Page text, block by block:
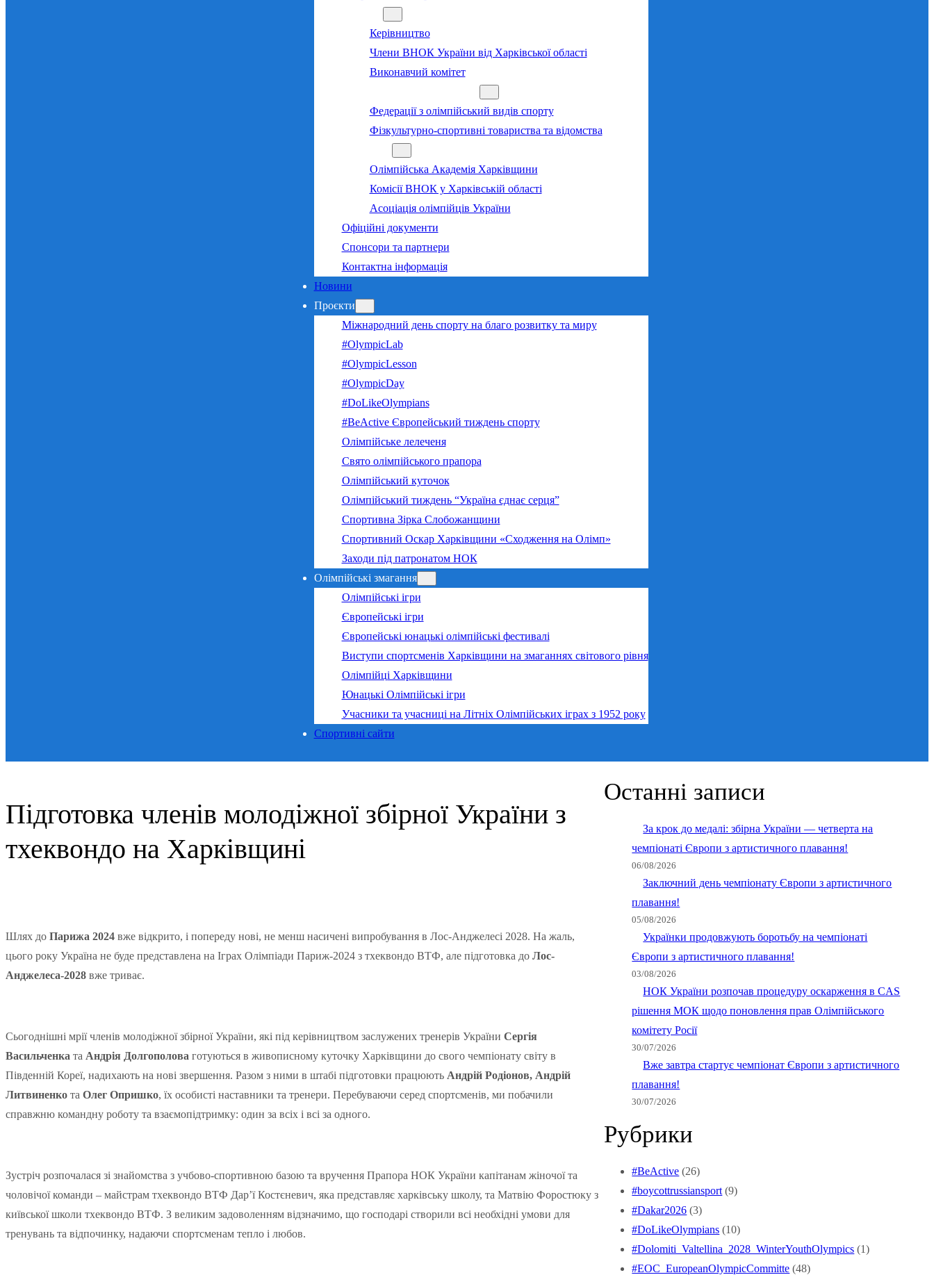
Керівництво
Члени ВНОК України від Харківської області
Виконавчий комітет
Федерації з олімпійський видів спорту
Фізкультурно-спортивні товариства та відомства
Олімпійська Академія Харківщини
Комісії ВНОК у Харківській області
Асоціація олімпійців України
Офіційні документи
Спонсори та партнери
Контактна інформація
Новини
Проєкти
Міжнародний день спорту на благо розвитку та миру
#OlympicLab
#OlympicLesson
#OlympicDay
#DoLikeOlympians
#BeActive Європейський тиждень спорту
Олімпійське лелеченя
Свято олімпійського прапора
Олімпійський куточок
Олімпійський тиждень “Україна єднає серця”
Спортивна Зірка Слобожанщини
Спортивний Оскар Харківщини «Сходження на Олімп»
Заходи під патронатом НОК
Олімпійські змагання
Олімпійські ігри
Європейські ігри
Європейські юнацькі олімпійські фестивалі
Виступи спортсменів Харківщини на змаганнях світового рівня
Олімпійці Харківщини
Юнацькі Олімпійські ігри
Учасники та учасниці на Літніх Олімпійських іграх з 1952 року
Спортивні сайти
Підготовка членів молодіжної збірної України з
тхеквондо на Харківщині
Шлях до Парижа 2024 вже відкрито, і попереду нові, не менш насичені випробування в Лос-Анджелесі 2028. На жаль,
цього року Україна не буде представлена на Іграх Олімпіади Париж-2024 з тхеквондо ВТФ, але підготовка до Лос-
Анджелеса-2028 вже триває.
Сьогоднішні мрії членів молодіжної збірної України, які під керівництвом заслужених тренерів України Сергія
Васильченка та Андрія Долгополова готуються в живописному куточку Харківщини до свого чемпіонату світу в
Південній Кореї, надихають на нові звершення. Разом з ними в штабі підготовки працюють Андрій Родіонов, Андрій
Литвиненко та Олег Опришко, їх особисті наставники та тренери. Перебуваючи серед спортсменів, ми побачили
справжню командну роботу та взаємопідтримку: один за всіх і всі за одного.
Зустріч розпочалася зі знайомства з учбово-спортивною базою та вручення Прапора НОК України капітанам жіночої та
чоловічої команди – майстрам тхеквондо ВТФ Дар’ї Костєневич, яка представляє харківську школу, та Матвію Форостюку з
київської школи тхеквондо ВТФ. З великим задоволенням відзначимо, що господарі створили всі необхідні умови для
тренувань та відпочинку, надаючи спортсменам тепло і любов.
Останні записи
За крок до медалі: збірна України — четверта на
чемпіонаті Європи з артистичного плавання!
06/08/2026
Заключний день чемпіонату Європи з артистичного
плавання!
05/08/2026
Українки продовжують боротьбу на чемпіонаті
Європи з артистичного плавання!
03/08/2026
НОК України розпочав процедуру оскарження в CAS
рішення МОК щодо поновлення прав Олімпійського
комітету Росії
30/07/2026
Вже завтра стартує чемпіонат Європи з артистичного
плавання!
30/07/2026
Рубрики
#BeActive (26)
#boycottrussiansport(9)
#Dakar2026 (3)
#DoLikeOlympians (10)
#Dolomiti_Valtellina_2028_WinterYouthOlympics (1)
#EOC_EuropeanOlympicCommitte (48)